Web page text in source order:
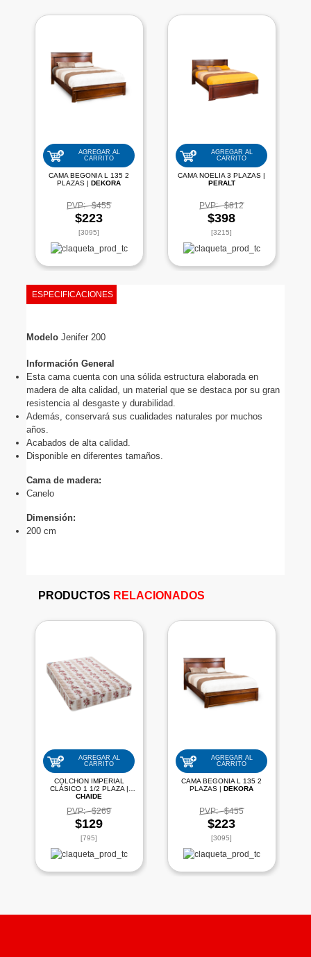
AGREGAR AL
CARRITO
CAMA BEGONIA L 135 2
DEKORA
PVP: $455
$223
[3095]
AGREGAR AL
CARRITO
PERALT
PVP: $812
$398
[3215]
ESPECIFICACIONES
Modelo Jenifer 200
Información General
Esta cama cuenta con una sólida estructura elaborada en
madera de alta calidad, un material que se destaca por su gran
resistencia al desgaste y durabilidad.
Además, conservará sus cualidades naturales por muchos
años.
Acabados de alta calidad.
Disponible en diferentes tamaños.
Cama de madera:
Canelo
Dimensión:
200 cm
PRODUCTOS RELACIONADOS
AGREGAR AL
CARRITO
COLCHON IMPERIAL
CHAIDE
PVP: $269
$129
[795]
AGREGAR AL
CARRITO
CAMA BEGONIA L 135 2
DEKORA
PVP: $455
$223
[3095]